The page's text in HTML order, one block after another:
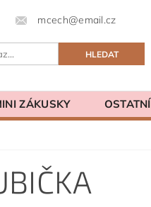
mcech@email.cz
ZÁKUSKY OSTATNÍ